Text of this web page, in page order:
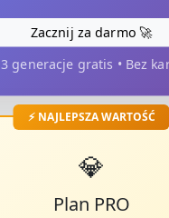
Zacznij za darmo 🚀
3 generacje gratis • Bez
⚡ NAJLEPSZA WARTOŚĆ
💎
Plan PRO